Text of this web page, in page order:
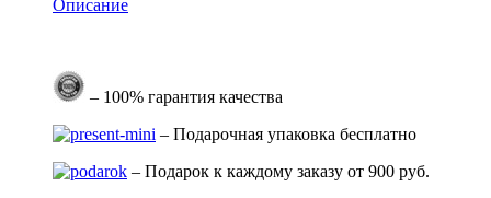
Описание
– 100% гарантия качества
– Подарочная упаковка бесплатно
– Подарок к каждому заказу от 900 руб.